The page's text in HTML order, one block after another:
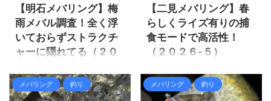
【明石メバリング】梅
雨メバル調査！全く浮
いておらずストラクチ
ャーに隠れてる（２０
シロイカ釣りの合間週末です
が雨予報で釣りプランを練る
【二見メバリング】春
らしくライズ有りの捕
食モードで高活性！
（２０２６-５）
っているだろうと思い、二見
方面へメバリングに行ってみ
メバリング 釣り メバリング 釣り